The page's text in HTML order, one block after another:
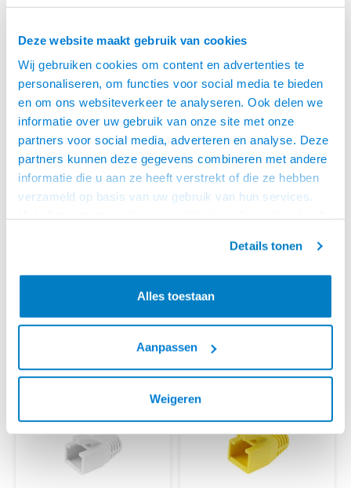
Deze website maakt gebruik van cookies
Wij gebruiken cookies om content en advertenties te
personaliseren, om functies voor social media te bieden
en om ons websiteverkeer te analyseren. Ook delen we
informatie over uw gebruik van onze site met onze
partners voor social media, adverteren en analyse. Deze
partners kunnen deze gegevens combineren met andere
informatie die u aan ze heeft verstrekt of die ze hebben
verzameld op basis van uw gebruik van hun services.
Details tonen
Alles toestaan
Aanpassen
Weigeren
ACT
GRIJS
€8,95
VOOR 15:00 BESTELD,
ACT
ZWART
mm kabel
€8,95
MORGEN GELEVERD!